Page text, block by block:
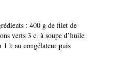
: 400 g de filet de
verts 3 c. à soupe d’huile
h au congélateur puis